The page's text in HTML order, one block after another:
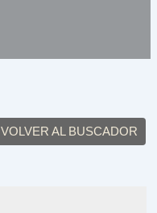
VOLVER AL BUSCADOR